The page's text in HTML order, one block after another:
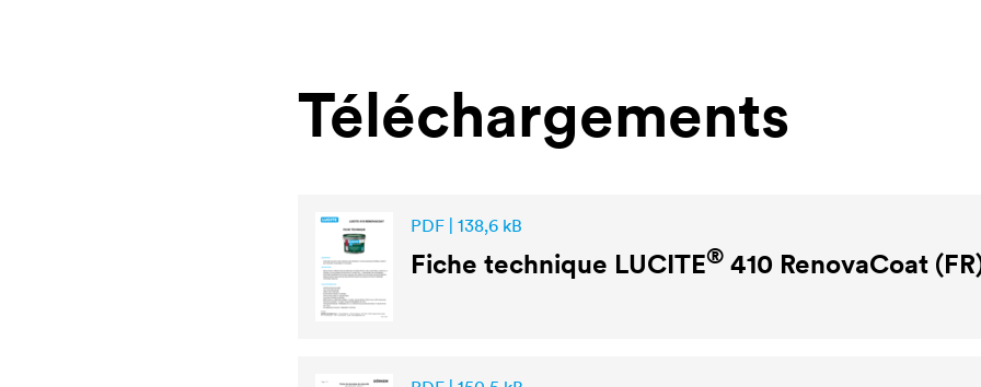
Téléchargements
PDF | 138,6 kB
Fiche technique LUCITE® 410 RenovaCoat